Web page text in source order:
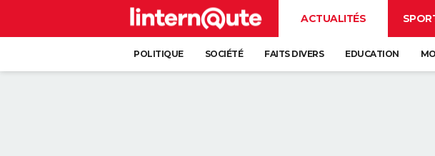
ACTUALITÉS
POLITIQUE SOCIÉTÉ FAITS DIVERS EDUCATION